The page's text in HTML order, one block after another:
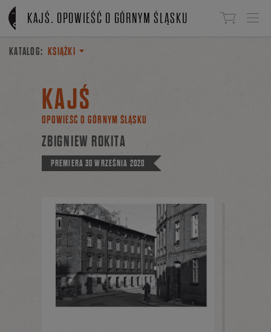
Linki do przejścia
KAJŚ. OPOWIEŚĆ O GÓRNYM ŚLĄSKU
KATALOG: KSIĄŻKI
KAJŚ
OPOWIEŚĆ O GÓRNYM ŚLĄSKU
ZBIGNIEW ROKITA
PREMIERA30 WRZEŚNIA 2020